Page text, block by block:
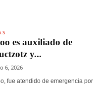
es auxiliado de
y...
6, 2026
fue atendido de emergencia por